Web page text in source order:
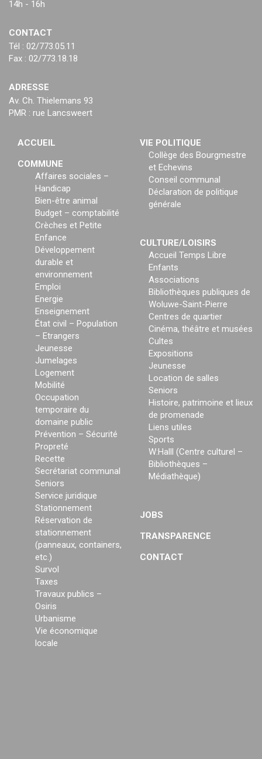
14h - 16h
CONTACT
Tél : 02/773.05.11
Fax : 02/773.18.18
ADRESSE
Av. Ch. Thielemans 93
PMR : rue Lancsweert
ACCUEIL
COMMUNE
Affaires sociales –
Handicap
Bien-être animal
Budget – comptabilité
Crèches et Petite
Enfance
Développement
durable et
environnement
Emploi
Energie
Enseignement
État civil – Population
– Etrangers
Jeunesse
Jumelages
Logement
Mobilité
Occupation
temporaire du
domaine public
Prévention – Sécurité
Propreté
Recette
Secrétariat communal
Seniors
Service juridique
Stationnement
Réservation de
stationnement
(panneaux, containers,
etc.)
Survol
Taxes
Travaux publics –
Osiris
Urbanisme
Vie économique
locale
VIE POLITIQUE
Collège des Bourgmestre
et Echevins
Conseil communal
Déclaration de politique
générale
CULTURE/LOISIRS
Accueil Temps Libre
Enfants
Associations
Bibliothèques publiques de
Woluwe-Saint-Pierre
Centres de quartier
Cinéma, théâtre et musées
Cultes
Expositions
Jeunesse
Location de salles
Seniors
Histoire, patrimoine et lieux
de promenade
Liens utiles
Sports
W:Halll (Centre culturel –
Bibliothèques –
Médiathèque)
JOBS
TRANSPARENCE
CONTACT